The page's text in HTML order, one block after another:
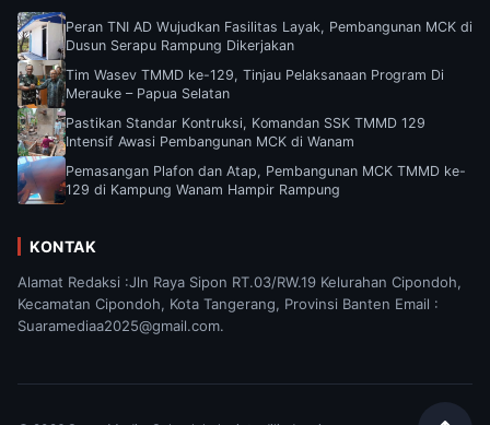
Peran TNI AD Wujudkan Fasilitas Layak, Pembangunan MCK di
Dusun Serapu Rampung Dikerjakan
Tim Wasev TMMD ke-129, Tinjau Pelaksanaan Program Di
Merauke – Papua Selatan
Pastikan Standar Kontruksi, Komandan SSK TMMD 129
Intensif Awasi Pembangunan MCK di Wanam
Pemasangan Plafon dan Atap, Pembangunan MCK TMMD ke-
129 di Kampung Wanam Hampir Rampung
KONTAK
Alamat Redaksi :Jln Raya Sipon RT.03/RW.19 Kelurahan Cipondoh,
Kecamatan Cipondoh, Kota Tangerang, Provinsi Banten Email :
Suaramediaa2025@gmail.com.